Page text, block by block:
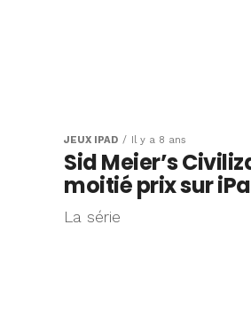
JEUX IPAD Il y a 8 ans
Sid Meier’s
moitié prix sur
La série